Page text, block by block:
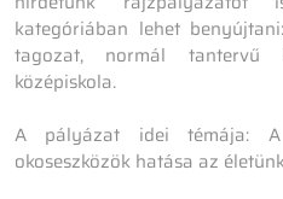
kategóriában lehet
tagozat, normál tantervű
középiskola.
A pályázat idei témája:
okoseszközök hatása az